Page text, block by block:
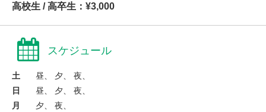
高校生 / 高卒生：¥3,000
スケジュール
土
昼、 夕、 夜、
日
昼、 夕、 夜、
月
夕、 夜、